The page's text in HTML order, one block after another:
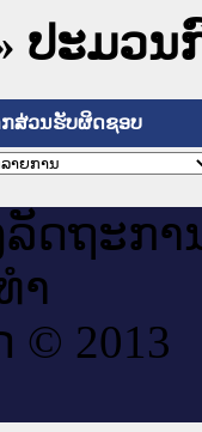
ປະມວ
ສ່ວນຮັບຜິດຊອບ
ດ​ຖະ​ກາ
ຳ
2013